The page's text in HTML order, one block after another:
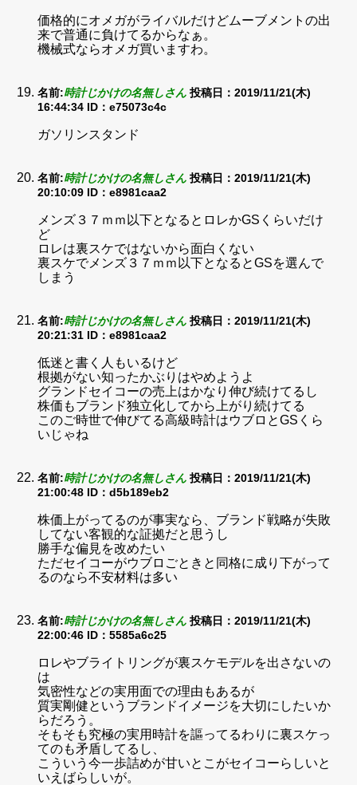
価格的にオメガがライバルだけどムーブメントの出
来で普通に負けてるからなぁ。
機械式ならオメガ買いますわ。
名前:時計じかけの名無しさん 投稿日：2019/11/21(木)
16:44:34 ID：e75073c4c
ガソリンスタンド
名前:時計じかけの名無しさん 投稿日：2019/11/21(木)
20:10:09 ID：e8981caa2
メンズ３７ｍｍ以下となるとロレかGSくらいだけ
ど
ロレは裏スケではないから面白くない
裏スケでメンズ３７ｍｍ以下となるとGSを選んで
しまう
名前:時計じかけの名無しさん 投稿日：2019/11/21(木)
20:21:31 ID：e8981caa2
低迷と書く人もいるけど
根拠がない知ったかぶりはやめようよ
グランドセイコーの売上はかなり伸び続けてるし
株価もブランド独立化してから上がり続けてる
このご時世で伸びてる高級時計はウブロとGSくら
いじゃね
名前:時計じかけの名無しさん 投稿日：2019/11/21(木)
21:00:48 ID：d5b189eb2
株価上がってるのが事実なら、ブランド戦略が失敗
してない客観的な証拠だと思うし
勝手な偏見を改めたい
ただセイコーがウブロごときと同格に成り下がって
るのなら不安材料は多い
名前:時計じかけの名無しさん 投稿日：2019/11/21(木)
22:00:46 ID：5585a6c25
ロレやブライトリングが裏スケモデルを出さないの
は
気密性などの実用面での理由もあるが
質実剛健というブランドイメージを大切にしたいか
らだろう。
そもそも究極の実用時計を謳ってるわりに裏スケっ
てのも矛盾してるし、
こういう今一歩詰めが甘いとこがセイコーらしいと
いえばらしいが。